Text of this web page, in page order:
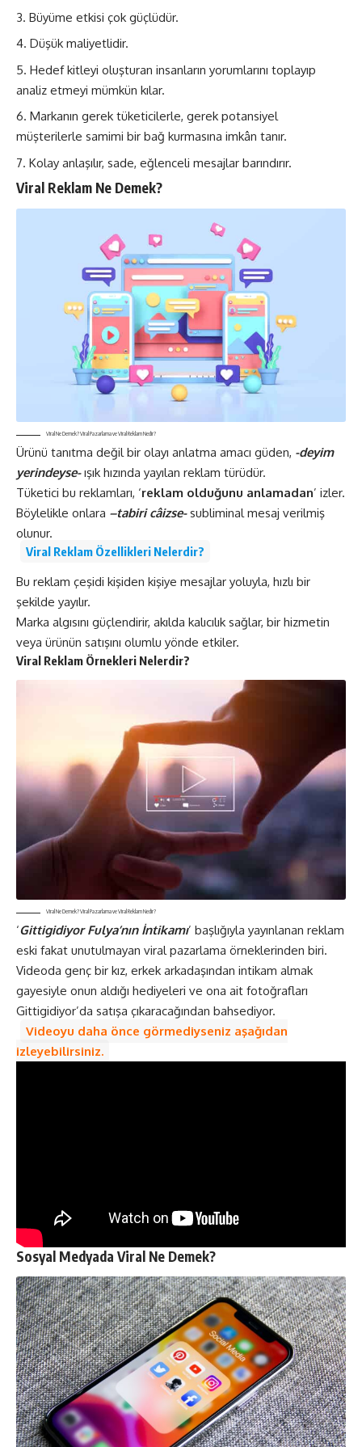
Büyüme etkisi çok güçlüdür.
Düşük maliyetlidir.
Hedef kitleyi oluşturan insanların yorumlarını toplayıp
analiz etmeyi mümkün kılar.
Markanın gerek tüketicilerle, gerek potansiyel
müşterilerle samimi bir bağ kurmasına imkân tanır.
Kolay anlaşılır, sade, eğlenceli mesajlar barındırır.
Viral Reklam Ne Demek?
Viral Ne Demek? Viral Pazarlama ve Viral Reklam Nedir?
Ürünü tanıtma değil bir olayı anlatma amacı güden, -deyim
yerindeyse-ışık hızında yayılan reklam türüdür.
Tüketici bu reklamları, ‘reklam olduğunu anlamadan’ izler.
Böylelikle onlara –tabiri câizse-subliminal mesaj verilmiş
olunur.
Viral Reklam Özellikleri Nelerdir?
Bu reklam çeşidi kişiden kişiye mesajlar yoluyla, hızlı bir
şekilde yayılır.
Marka algısını güçlendirir, akılda kalıcılık sağlar, bir hizmetin
veya ürünün satışını olumlu yönde etkiler.
Viral Reklam Örnekleri Nelerdir?
Viral Ne Demek? Viral Pazarlama ve Viral Reklam Nedir?
‘Gittigidiyor Fulya’nın İntikamı’ başlığıyla yayınlanan reklam
eski fakat unutulmayan viral pazarlama örneklerinden biri.
Videoda genç bir kız, erkek arkadaşından intikam almak
gayesiyle onun aldığı hediyeleri ve ona ait fotoğrafları
Gittigidiyor’da satışa çıkaracağından bahsediyor.
Videoyu daha önce görmediyseniz aşağıdan
izleyebilirsiniz.
Sosyal Medyada Viral Ne Demek?